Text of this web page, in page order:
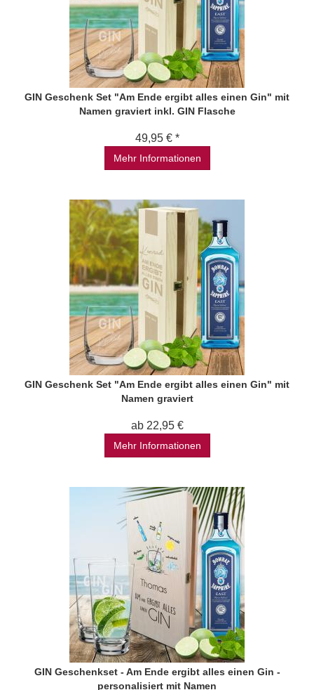
GIN Geschenk Set "Am Ende ergibt alles einen Gin" mit
Namen graviert inkl. GIN Flasche
49,95 € *
Mehr Informationen
GIN Geschenk Set "Am Ende ergibt alles einen Gin" mit
Namen graviert
ab 22,95 €
Mehr Informationen
GIN Geschenkset - Am Ende ergibt alles einen Gin -
personalisiert mit Namen